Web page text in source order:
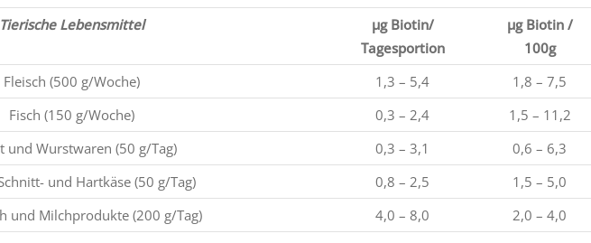
Tierische Lebensmittel
µg Biotin/
Tagesportion
µg Biotin /
100g
Fleisch (500 g/Woche)
1,3 – 5,4
1,8 – 7,5
Fisch (150 g/Woche)
0,3 – 2,4
1,5 – 11,2
und Wurstwaren (50 g/Tag)
0,3 – 3,1
0,6 – 6,3
und Hartkäse (50 g/Tag)
0,8 – 2,5
1,5 – 5,0
und Milchprodukte (200 g/Tag)
4,0 – 8,0
2,0 – 4,0